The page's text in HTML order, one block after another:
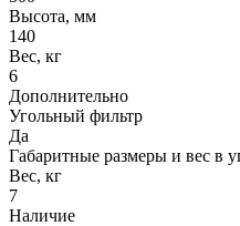
Высота, мм
140
Вес, кг
6
Дополнительно
Угольный фильтр
Да
Габаритные размеры и вес в
Вес, кг
7
Наличие